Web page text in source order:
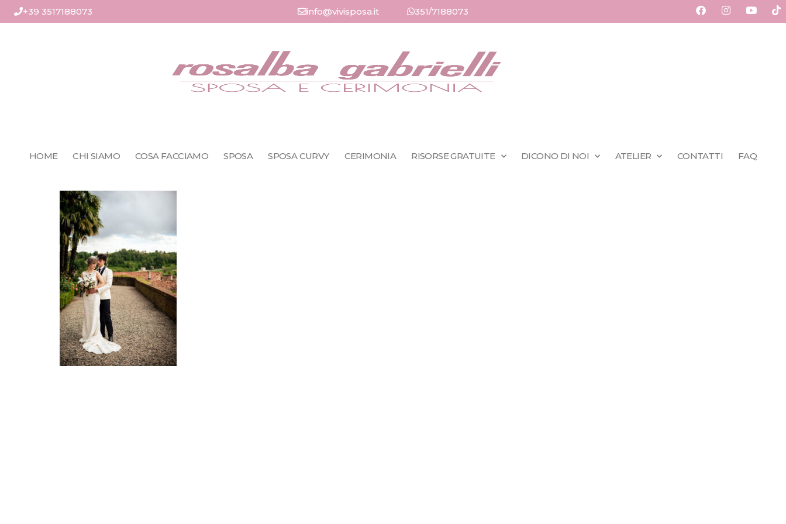
+39 3517188073 info@vivisposa.it 351/7188073
HOME CHI SIAMO COSA FACCIAMO SPOSA SPOSA CURVY CERIMONIA RISORSE GRATUITE DICONO DI NOI ATELIER CONTATTI FAQ